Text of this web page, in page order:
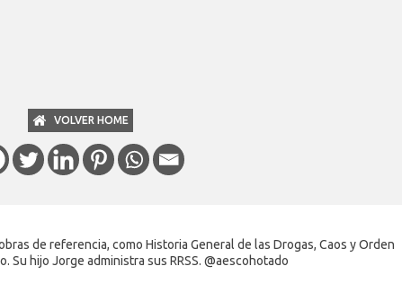
VOLVER HOME
de referencia, como Historia General de las Drogas, Caos y Orden
Su hijo Jorge administra sus RRSS. @aescohotado